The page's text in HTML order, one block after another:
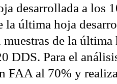
desarrollada a los
la última hoja
muestras de la
DDS. Para el
FAA al 70% y